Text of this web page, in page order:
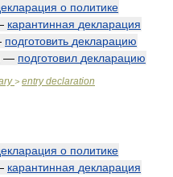
о политике
карантинная декларация
подготовить декларацию
— подготовил декларацию
> entry declaration
о политике
карантинная декларация